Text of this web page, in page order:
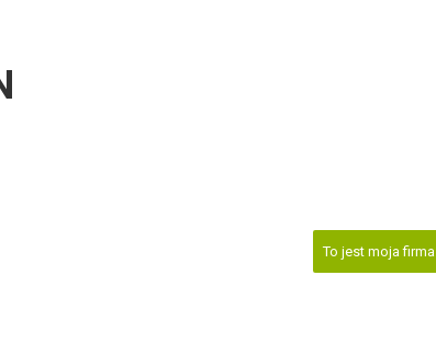
To jest moja firma